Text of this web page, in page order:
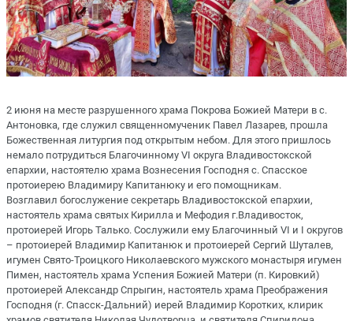
2 июня на месте разрушенного храма Покрова Божией Матери в с.
Антоновка, где служил священномученик Павел Лазарев, прошла
Божественная литургия под открытым небом. Для этого пришлось
немало потрудиться Благочинному VI округа Владивостокской
епархии, настоятелю храма Вознесения Господня с. Спасское
протоиерею Владимиру Капитанюку и его помощникам.
Возглавил богослужение секретарь Владивостокской епархии,
настоятель храма святых Кирилла и Мефодия г.Владивосток,
протоиерей Игорь Талько. Сослужили ему Благочинный VI и I округов
– протоиерей Владимир Капитанюк и протоиерей Сергий Шуталев,
игумен Свято-Троицкого Николаевского мужского монастыря игумен
Пимен, настоятель храма Успения Божией Матери (п. Кировкий)
протоиерей Александр Спрыгин, настоятель храма Преображения
Господня (г. Спасск-Дальний) иерей Владимир Коротких, клирик